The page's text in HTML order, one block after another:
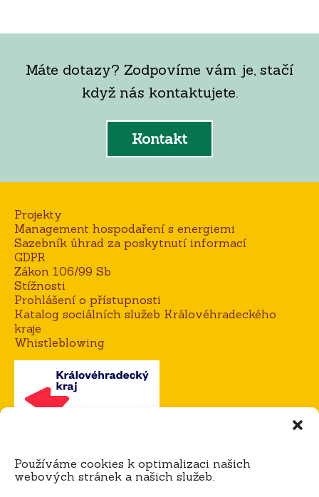
Používáme cookies k optimalizaci našich
webových stránek a našich služeb.
Máte dotazy? Zodpovíme vám je, stačí
když nás kontaktujete.
Kontakt
Projekty
Management hospodaření s energiemi
Sazebník úhrad za poskytnutí informací
GDPR
Zákon 106/99 Sb
Stížnosti
Prohlášení o přístupnosti
Katalog sociálních služeb Královéhradeckého
kraje
Whistleblowing
Mgr. Alena Goisová, ředitelka domova
tel.:604 273 183 / 725 921 365